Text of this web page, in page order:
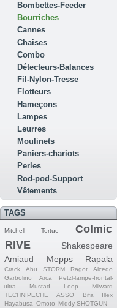
Bombettes-Feeder
Bourriches
Cannes
Chaises
Combo
Détecteurs-Balances
Fil-Nylon-Tresse
Flotteurs
Hameçons
Lampes
Leurres
Moulinets
Paniers-chariots
Perles
Rod-pod-Support
Vêtements
TAGS
Mitchell Tortue
Colmic
RIVE
Shakespeare
Amiaud
Mepps Rapala
Crack Abu STORM Ragot
Alcedo
Garbolino
Arca
Petzl-lampe-frontal-
ultra
Mustad Loop
Milward
TECHNIPECHE
ASSO Bifa
Illex
Hayabusa Omoto Middy-SHOTGUN